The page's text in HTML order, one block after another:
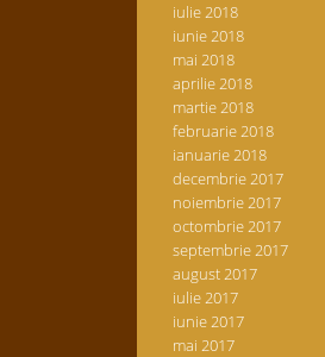
iulie 2018
iunie 2018
mai 2018
aprilie 2018
martie 2018
februarie 2018
ianuarie 2018
decembrie 2017
noiembrie 2017
octombrie 2017
septembrie 2017
august 2017
iulie 2017
iunie 2017
mai 2017